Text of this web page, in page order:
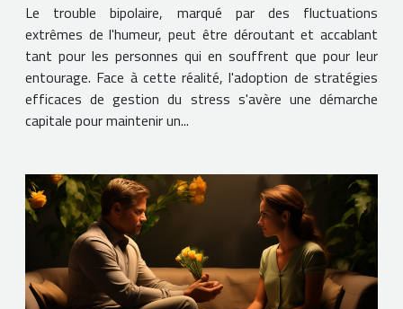
Le trouble bipolaire, marqué par des fluctuations
extrêmes de l'humeur, peut être déroutant et accablant
tant pour les personnes qui en souffrent que pour leur
entourage. Face à cette réalité, l'adoption de stratégies
efficaces de gestion du stress s'avère une démarche
capitale pour maintenir un...